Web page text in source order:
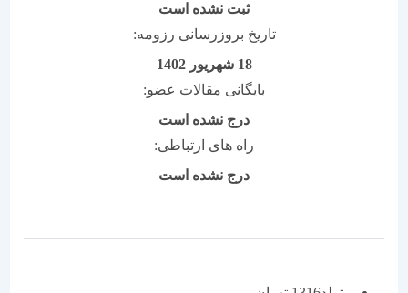
ثبت نشده است
تاریخ بروزرسانی رزومه:
بایگانی مقالات عضو:
درج نشده است
راه های ارتباطی:
درج نشده است